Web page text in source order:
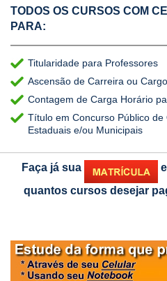
TODOS OS CURSOS COM
PARA:
Titularidade para Professores
Ascensão de Carreira ou Cargo
Contagem de Carga Horário
Título em Concurso Público de
Estaduais e/ou Municipais
Faça já sua
quantos cursos desejar